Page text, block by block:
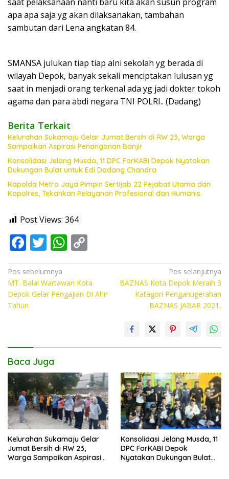
apa apa saja yg akan dilaksanakan, tambahan
sambutan dari Lena angkatan 84.
SMANSA julukan tiap tiap alni sekolah yg berada di
wilayah Depok, banyak sekali menciptakan lulusan yg
saat in menjadi orang terkenal ada yg jadi dokter tokoh
agama dan para abdi negara TNI POLRI.. (Dadang)
Berita Terkait
Kelurahan Sukamaju Gelar Jumat Bersih di RW 23, Warga
Sampaikan Aspirasi Penanganan Banjir
Konsolidasi Jelang Musda, 11 DPC ForKABI Depok Nyatakan
Dukungan Bulat untuk Edi Dadang Chandra
Kapolda Metro Jaya Pimpin Sertijab 22 Pejabat Utama dan
Kapolres, Tekankan Pelayanan Profesional dan Humanis.
Post Views: 364
F
ac
e
b
o
T
w
itt
er
W
h
at
s
o
y
Navigasi
pos
Pos sebelumnya
MT. Balai Wartawan Kota
Depok Gelar Pengajian Di Ahir
Tahun
Pos selanjutnya
BAZNAS Kota Depok Meraih 3
Katagori Penganugerahan
BAZNAS JABAR 2021,
Baca Juga
Kelurahan Sukamaju Gelar
Jumat Bersih di RW 23,
Warga Sampaikan Aspirasi
Konsolidasi Jelang Musda, 11
DPC ForKABI Depok
Nyatakan Dukungan Bulat